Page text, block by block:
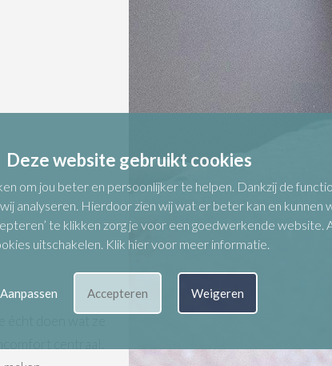
doen wat ze
centraal.
Deze website gebruikt cookies
om jou beter en persoonlijker te helpen. Dankzij de
analyseren. Hierdoor zien wij wat er beter kan en
te klikken zorg je voor een goedwerkende website.
uitschakelen. Klik hier voor meer informatie
Aanpassen Accepteren Weigeren